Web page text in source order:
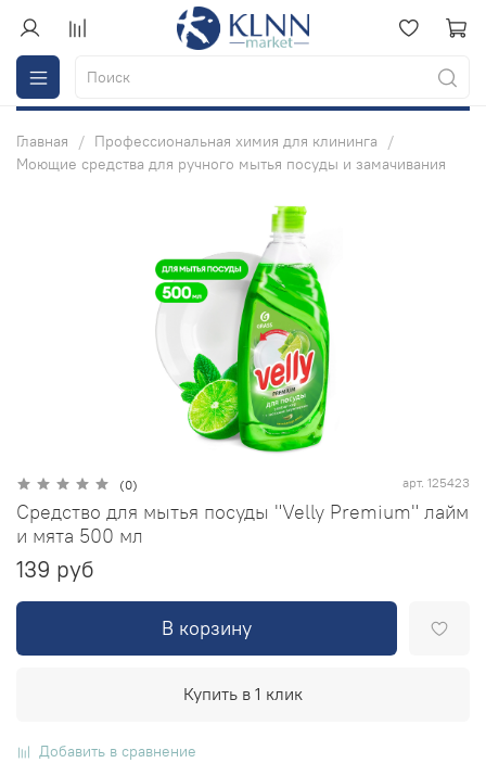
Главная
Профессиональная химия для клининга
Моющие средства для ручного мытья посуды и замачивания
(0) арт. 125423
Средство для мытья посуды "Velly Premium" лайм
и мята 500 мл
139 руб
В корзину
Купить в 1 клик
Добавить в сравнение